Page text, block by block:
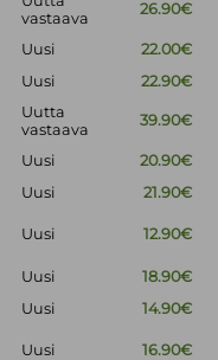
vastaava
26.90€
Uusi
22.00€
Uusi 22.90€
Uutta
vastaava
39.90€
Uusi
20.90€
Uusi
21.90€
Uusi 12.90€
Uusi
18.90€
Uusi
14.90€
Uusi 16.90€